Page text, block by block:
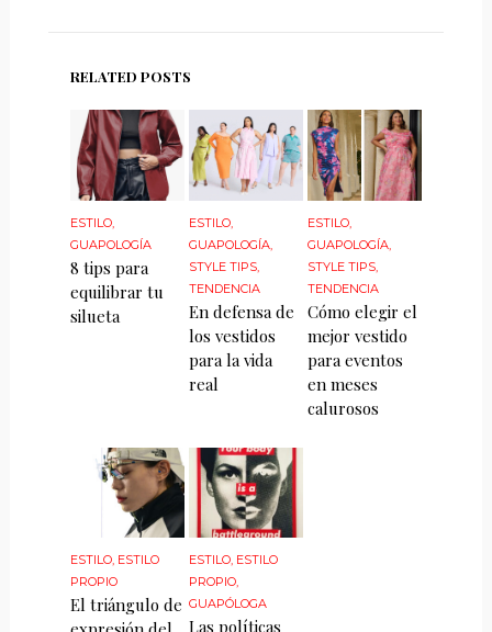
RELATED POSTS
ESTILO,
GUAPOLOGÍA
8 tips para
equilibrar tu
silueta
ESTILO
GUAPOLOGÍA
STYLE TIPS
TENDENCIA
En defensa de
los vestidos
para la vida
real
ESTILO
GUAPOLOGÍA
STYLE TIPS
TENDENCIA
Cómo elegir el
mejor vestido
para eventos
en meses
calurosos
ESTILO, ESTILO
PROPIO
El triángulo de
ESTILO, ESTILO
PROPIO,
GUAPÓLOGA
Las políticas